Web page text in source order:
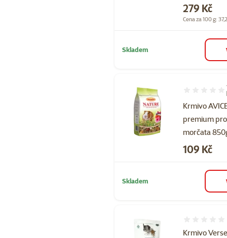
Cena
279 Kč
Cena za 100 g:
Skladem
Krmivo
premium pro
morčata
Hodnocení
Cena
109 Kč
Skladem
Krmivo